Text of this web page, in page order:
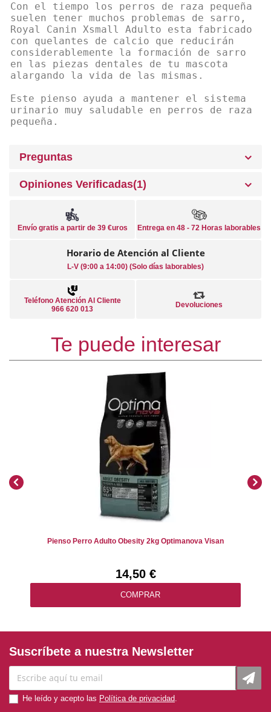
Con el tiempo los perros de raza pequeña
suelen tener muchos problemas de sarro,
Royal Canin Xsmall Adulto esta fabricado
con quelantes de calcio que reducirán
considerablemente la formación de sarro
en las piezas dentales de tu mascota
alargando la vida de las mismas.
Este pienso ayuda a mantener el sistema
urinario muy saludable en perros de raza
pequeña.
Preguntas
Opiniones Verificadas(1)
Envío gratis a partir de 39 €uros Entrega en 48 - 72 Horas laborables
Horario de Atención al Cliente
L-V (9:00 a 14:00) (Solo días laborables)
Teléfono Atención Al Cliente
966 620 013
Devoluciones
Te puede interesar
Pienso Perro Adulto Obesity 2kg Optimanova Visan
14,50 €
COMPRAR
Suscríbete a nuestra Newsletter
He leído y acepto las Política de privacidad